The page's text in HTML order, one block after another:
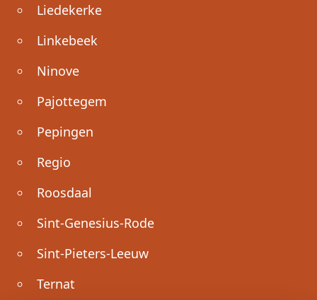
Liedekerke
Linkebeek
Ninove
Pajottegem
Pepingen
Regio
Roosdaal
Sint-Genesius-Rode
Sint-Pieters-Leeuw
Ternat